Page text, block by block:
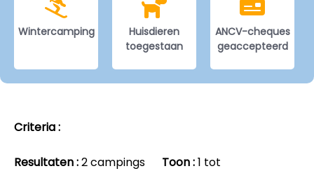
Wintercamping
Huisdieren
toegestaan
ANCV-cheques
geaccepteerd
Criteria :
Resultaten :2 campings Toon :1 tot